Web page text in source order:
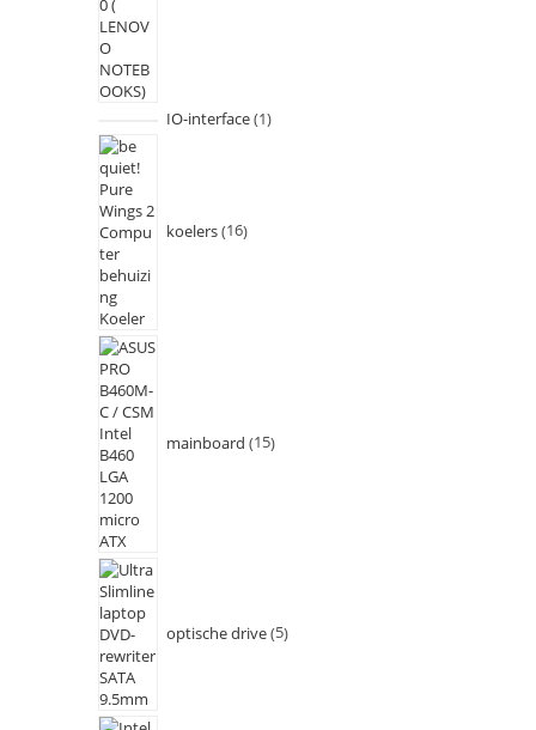
IO-interface 1
koelers 16
mainboard 15
optische drive 5